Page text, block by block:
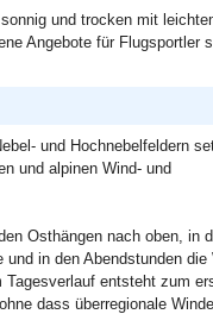
und trocken mit
Angebote für Flugsportler
und Hochnebelfeldern
und alpinen Wind- und
Osthängen nach oben, in
in den Abendstunden die
entsteht zum
dass überregionale